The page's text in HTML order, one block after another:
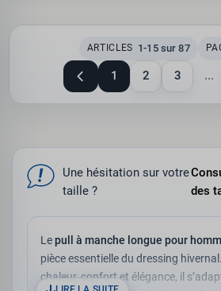
ARTICLES 1-15 sur 87
1 2 3 ...
Une hésitation sur votre
taille ?
des
Lepull à manche longue pour
pièce essentielle du dressing
chaleur, confort et élégance, il